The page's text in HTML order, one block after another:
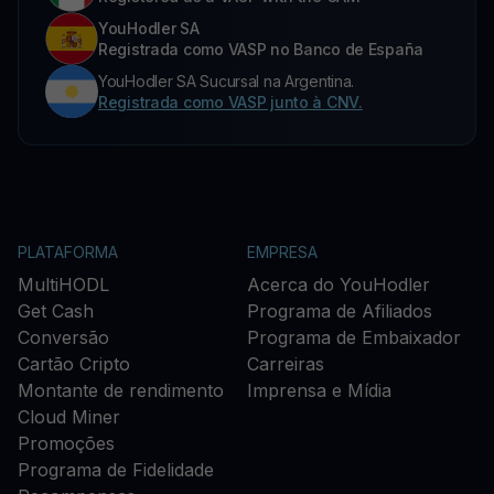
YouHodler SA
Registrada como VASP no Banco de España
YouHodler SA Sucursal na Argentina.
Registrada como VASP junto à CNV.
PLATAFORMA
MultiHODL
Get Cash
Conversão
Cartão Cripto
Montante de rendimento
Cloud Miner
Promoções
Programa de Fidelidade
EMPRESA
Acerca do YouHodler
Programa de Afiliados
Programa de Embaixador
Carreiras
Imprensa e Mídia